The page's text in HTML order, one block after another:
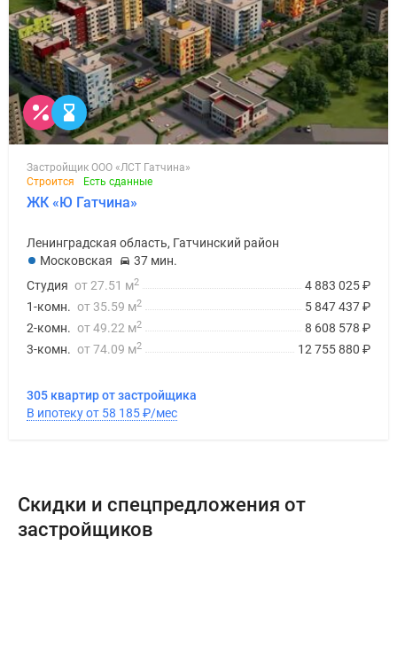
Застройщик ООО «ЛСТ Гатчина»
Строится
Есть сданные
ЖК «Ю Гатчина»
Ленинградская область, Гатчинский район
Московская
37 мин.
4 883 025₽
Студия от 27.51 м2
5 847 437₽
1-комн. от 35.59 м2
8 608 578 ₽
2-комн. от 49.22 м2
12 755 880 ₽
3-комн. от 74.09 м2
305 квартир от застройщика
В ипотеку от 58 185₽/мес
Скидки и спецпредложения от
застройщиков